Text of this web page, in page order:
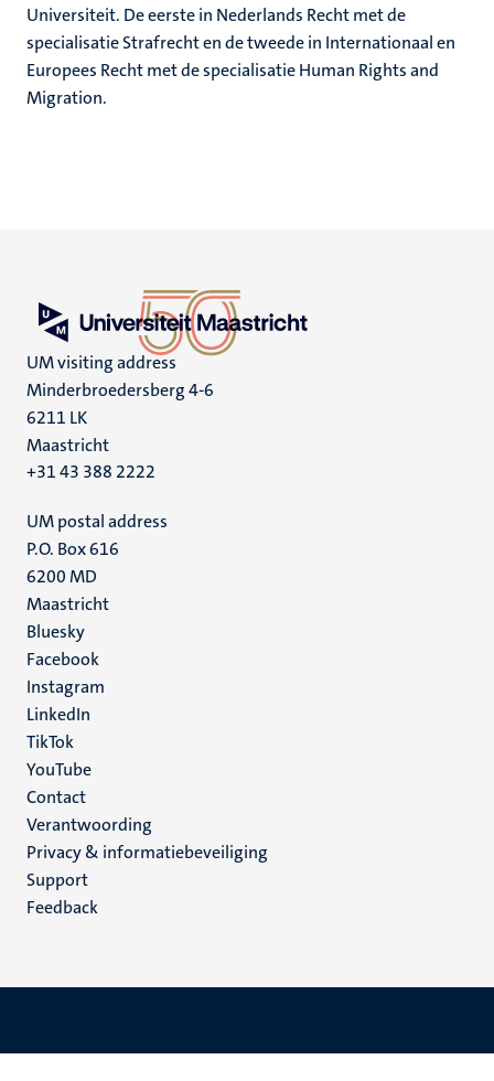
Universiteit. De eerste in Nederlands Recht met de
specialisatie Strafrecht en de tweede in Internationaal en
Europees Recht met de specialisatie Human Rights and
Migration.
UM visiting address
Minderbroedersberg 4-6
6211 LK
Maastricht
+31 43 388 2222
UM postal address
P.O. Box 616
6200 MD
Maastricht
Social
media
Bluesky
Facebook
Instagram
LinkedIn
TikTok
YouTube
Menu
footer
(NL)
Contact
Verantwoording
Privacy & informatiebeveiliging
Support
Feedback